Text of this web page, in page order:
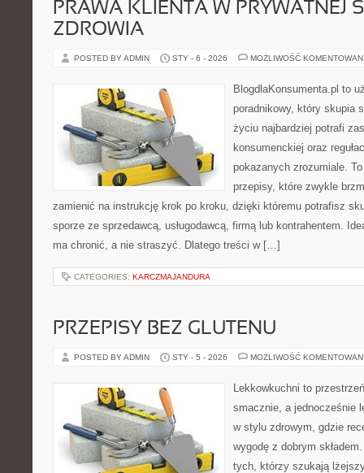
PRAWA KLIENTA W PRYWATNEJ
ZDROWIA
POSTED BY ADMIN STY - 6 - 2026 MOŻLIWOŚĆ
BlogdlaKonsumenta.pl to
poradnikowy, który skupia
życiu najbardziej potrafi
konsumenckiej oraz
pokazanych zrozumiale.
przepisy, które zwykle
zamienić na instrukcję krok po kroku, dzięki któremu potrafisz
sporze ze sprzedawcą, usługodawcą, firmą lub kontrahentem.
ma chronić, a nie straszyć. Dlatego treści w […]
CATEGORIES: KARCZMAJANDURA
PRZEPISY BEZ GLUTENU
POSTED BY ADMIN STY - 5 - 2026 MOŻLIWOŚĆ
Lekkowkuchni to
smacznie, a jednocześnie
w stylu zdrowym, gdzie
wygodę z dobrym
tych, którzy szukają